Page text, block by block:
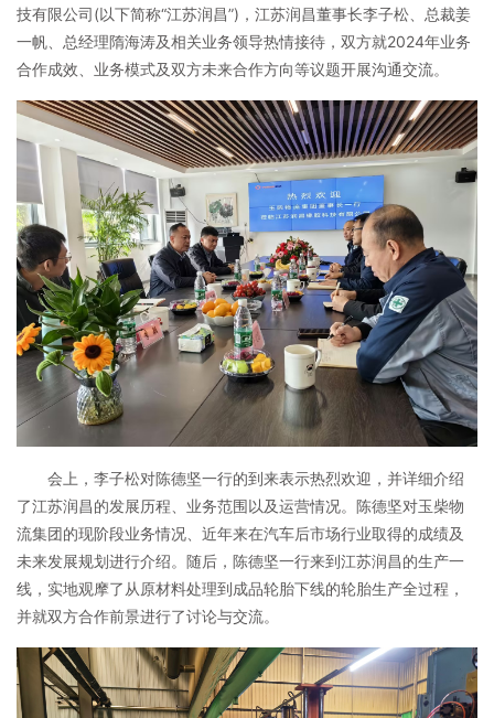
技有限公司(以下简称“江苏润昌”)，江苏润昌董事长李子松、总裁姜
一帆、总经理隋海涛及相关业务领导热情接待，双方就2024年业务
合作成效、业务模式及双方未来合作方向等议题开展沟通交流。
会上，李子松对陈德坚一行的到来表示热烈欢迎，并详细介绍
了江苏润昌的发展历程、业务范围以及运营情况。陈德坚对玉柴物
流集团的现阶段业务情况、近年来在汽车后市场行业取得的成绩及
未来发展规划进行介绍。随后，陈德坚一行来到江苏润昌的生产一
线，实地观摩了从原材料处理到成品轮胎下线的轮胎生产全过程，
并就双方合作前景进行了讨论与交流。